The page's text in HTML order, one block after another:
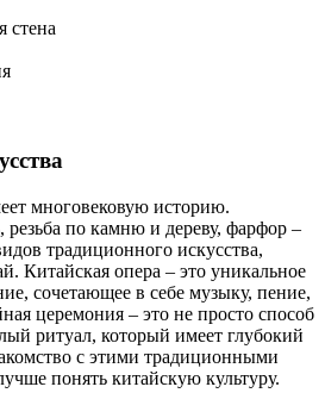
стена
многовековую историю.
по камню и дереву, фарфор –
традиционного искусства,
Китайская опера – это уникальное
сочетающее в себе музыку, пение,
церемония – это не просто способ
ритуал, который имеет глубокий
с этими традиционными
понять китайскую культуру.